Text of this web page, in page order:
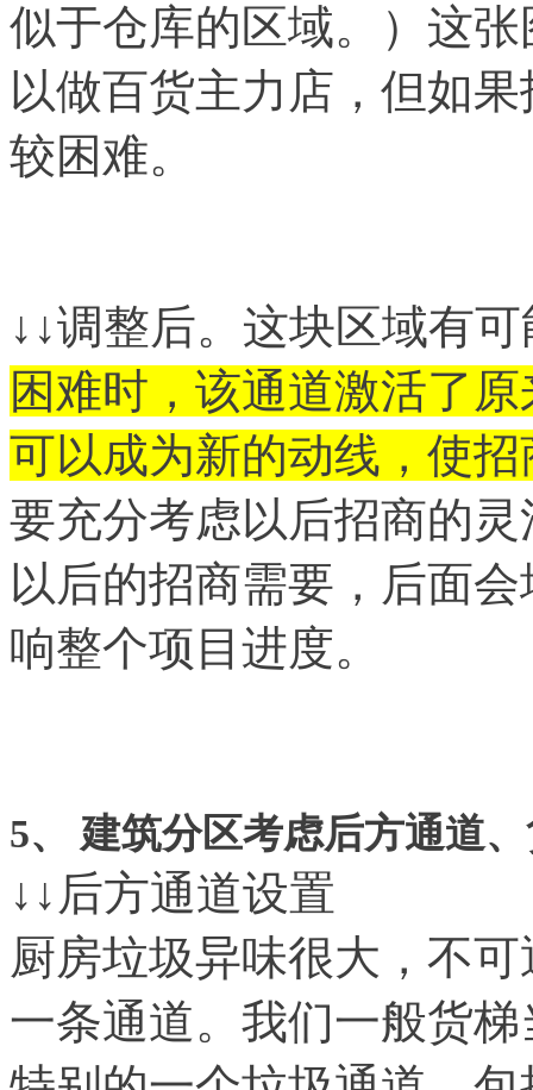
似于仓库的区域。）这张
以做百货主力店，但如
较困难。
↓↓调整后。这块区域有
困难时，该通道激活了
可以成为新的动线，使
要充分考虑以后招商的
以后的招商需要，后面
响整个项目进度。
5、 建筑分区考虑后方通道
↓↓后方通道设置
厨房垃圾异味很大，不
一条通道。我们一般货